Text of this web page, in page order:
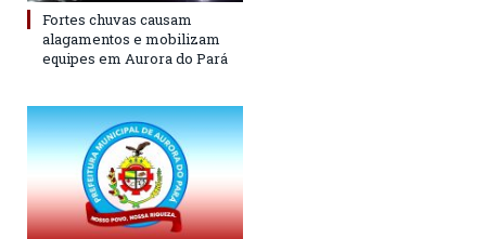
Fortes chuvas causam
alagamentos e mobilizam
equipes em Aurora do Pará